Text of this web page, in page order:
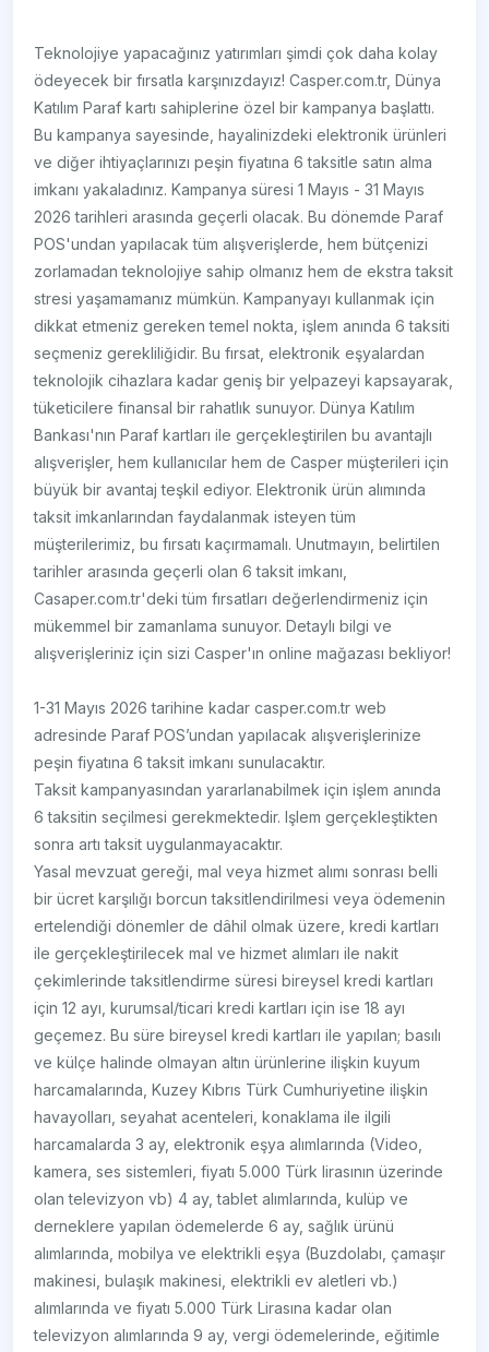
Teknolojiye yapacağınız yatırımları şimdi çok daha kolay
ödeyecek bir fırsatla karşınızdayız! Casper.com.tr, Dünya
Katılım Paraf kartı sahiplerine özel bir kampanya başlattı.
Bu kampanya sayesinde, hayalinizdeki elektronik ürünleri
ve diğer ihtiyaçlarınızı peşin fiyatına 6 taksitle satın alma
imkanı yakaladınız. Kampanya süresi 1 Mayıs - 31 Mayıs
2026 tarihleri arasında geçerli olacak. Bu dönemde Paraf
POS'undan yapılacak tüm alışverişlerde, hem bütçenizi
zorlamadan teknolojiye sahip olmanız hem de ekstra taksit
stresi yaşamamanız mümkün. Kampanyayı kullanmak için
dikkat etmeniz gereken temel nokta, işlem anında 6 taksiti
seçmeniz gerekliliğidir. Bu fırsat, elektronik eşyalardan
teknolojik cihazlara kadar geniş bir yelpazeyi kapsayarak,
tüketicilere finansal bir rahatlık sunuyor. Dünya Katılım
Bankası'nın Paraf kartları ile gerçekleştirilen bu avantajlı
alışverişler, hem kullanıcılar hem de Casper müşterileri için
büyük bir avantaj teşkil ediyor. Elektronik ürün alımında
taksit imkanlarından faydalanmak isteyen tüm
müşterilerimiz, bu fırsatı kaçırmamalı. Unutmayın, belirtilen
tarihler arasında geçerli olan 6 taksit imkanı,
Casaper.com.tr'deki tüm fırsatları değerlendirmeniz için
mükemmel bir zamanlama sunuyor. Detaylı bilgi ve
alışverişleriniz için sizi Casper'ın online mağazası bekliyor!
1-31 Mayıs 2026 tarihine kadar casper.com.tr web
adresinde Paraf POS’undan yapılacak alışverişlerinize
peşin fiyatına 6 taksit imkanı sunulacaktır.
Taksit kampanyasından yararlanabilmek için işlem anında
6 taksitin seçilmesi gerekmektedir. Işlem gerçekleştikten
sonra artı taksit uygulanmayacaktır.
Yasal mevzuat gereği, mal veya hizmet alımı sonrası belli
bir ücret karşılığı borcun taksitlendirilmesi veya ödemenin
ertelendiği dönemler de dâhil olmak üzere, kredi kartları
ile gerçekleştirilecek mal ve hizmet alımları ile nakit
çekimlerinde taksitlendirme süresi bireysel kredi kartları
için 12 ayı, kurumsal/ticari kredi kartları için ise 18 ayı
geçemez. Bu süre bireysel kredi kartları ile yapılan; basılı
ve külçe halinde olmayan altın ürünlerine ilişkin kuyum
harcamalarında, Kuzey Kıbrıs Türk Cumhuriyetine ilişkin
havayolları, seyahat acenteleri, konaklama ile ilgili
harcamalarda 3 ay, elektronik eşya alımlarında (Video,
kamera, ses sistemleri, fiyatı 5.000 Türk lirasının üzerinde
olan televizyon vb) 4 ay, tablet alımlarında, kulüp ve
derneklere yapılan ödemelerde 6 ay, sağlık ürünü
alımlarında, mobilya ve elektrikli eşya (Buzdolabı, çamaşır
makinesi, bulaşık makinesi, elektrikli ev aletleri vb.)
alımlarında ve fiyatı 5.000 Türk Lirasına kadar olan
televizyon alımlarında 9 ay, vergi ödemelerinde, eğitimle